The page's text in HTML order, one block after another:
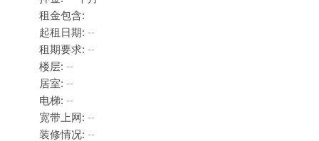
租金包含:
起租日期: --
租期要求: --
楼层: --
居室: --
电梯: --
宽带上网: --
装修情况: --